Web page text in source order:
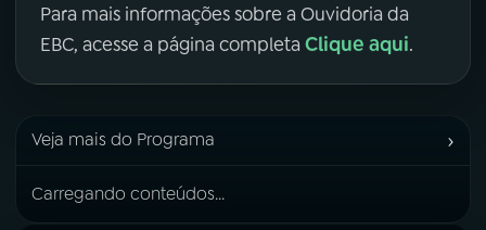
Para mais informações sobre a Ouvidoria da
EBC, acesse a página completa Clique aqui.
Veja mais do Programa ›
Carregando conteúdos...